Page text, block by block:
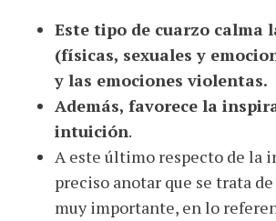
Este tipo de cuarzo calma
(físicas, sexuales y
y las emociones violentas.
Además, favorece la
intuición.
A este último respecto de la
preciso anotar que se trata
muy importante, en lo